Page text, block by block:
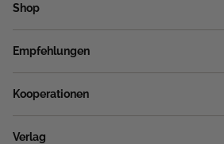
Shop
Empfehlungen
Kooperationen
Verlag